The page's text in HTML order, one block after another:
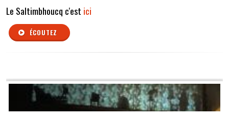
Le Saltimbhoucq c'est ici
ÉCOUTEZ